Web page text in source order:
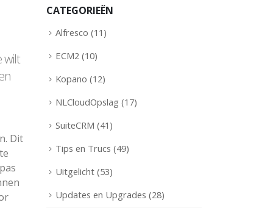
wilt
Dit
CATEGORIEËN
Alfresco (11)
ECM2 (10)
Kopano (12)
NLCloudOpslag (17)
SuiteCRM (41)
Tips en Trucs (49)
Uitgelicht (53)
Updates en Upgrades (28)